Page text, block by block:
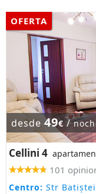
OFERTA
desde 49€/
Cellini 4
101
Centro: Str